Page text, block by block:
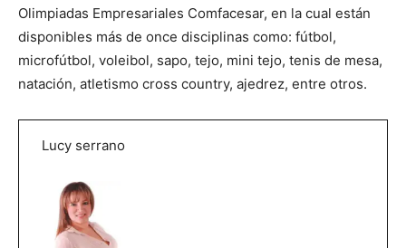
Olimpiadas Empresariales Comfacesar, en la cual están
disponibles más de once disciplinas como: fútbol,
microfútbol, voleibol, sapo, tejo, mini tejo, tenis de mesa,
natación, atletismo cross country, ajedrez, entre otros.
Lucy serrano